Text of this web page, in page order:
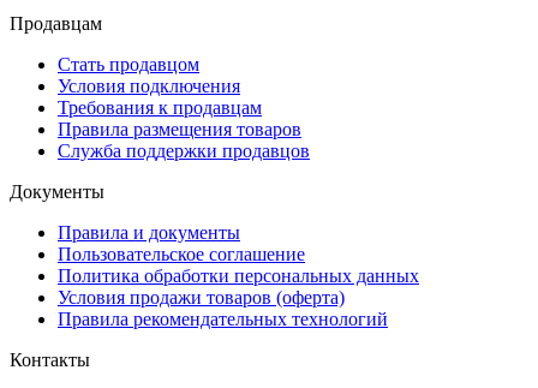
Продавцам
Стать продавцом
Условия подключения
Требования к продавцам
Правила размещения товаров
Служба поддержки продавцов
Документы
Правила и документы
Пользовательское соглашение
Политика обработки персональных данных
Условия продажи товаров (оферта)
Правила рекомендательных технологий
Контакты